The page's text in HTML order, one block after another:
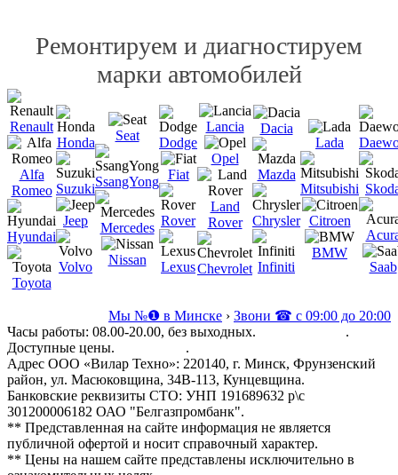
Ремонтируем и диагностируем
марки автомобилей
Renault
Alfa
Romeo
Hyundai
Toyota
Honda
Suzuki
Jeep
Volvo
Seat
SsangYong
Mercedes
Nissan
Dodge
Fiat
Rover
Lexus
Lancia
Opel
Land
Rover
Chevrolet
Dacia
Mazda
Chrysler
Infiniti
Lada
Mitsubishi
Citroen
BMW
Saab
Мы №❶ в Минске › Звони ☎ с 09:00 до 20:00
Часы работы: 08.00-20.00, без выходных.
.
Доступные цены.
.
Адрес ООО «Вилар Техно»: 220140, г. Минск, Фрунзенский
район, ул. Масюковщина, 34В-113, Кунцевщина.
Банковские реквизиты СТО: УНП 191689632 р\с
301200006182 ОАО "Белгазпромбанк".
** Представленная на сайте информация не является
публичной офертой и носит справочный характер.
** Цены на нашем сайте представлены исключительно в